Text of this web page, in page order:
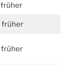
früher
früher
früher